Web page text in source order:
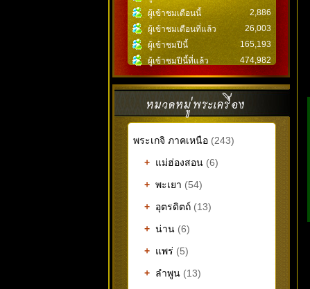
ผู้เข้าชมเดือนนี้
2,886
ผู้เข้าชมเดือนที่แล้ว
26,003
ผู้เข้าชมปีนี้
165,193
ผู้เข้าชมปีนี้ที่แล้ว
474,982
พระเกจิ ภาคเหนือ (243)
+ แม่ฮ่องสอน (6)
+ พะเยา (54)
+ อุตรดิตถ์ (13)
+ น่าน (6)
+ แพร่ (5)
+ ลำพูน (13)